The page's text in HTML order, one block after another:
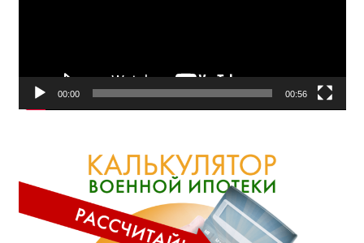
00:00 00:56